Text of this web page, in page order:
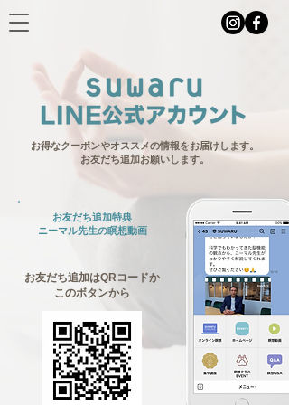
お得なクーポンやオススメの情報をお届けします。
​お友だち追加お願いします。
お友だち追加特典
ニーマル先生の瞑想動画
お友だち追加はQRコードか
このボタンから